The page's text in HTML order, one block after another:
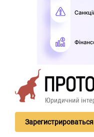
Зарегистрироваться